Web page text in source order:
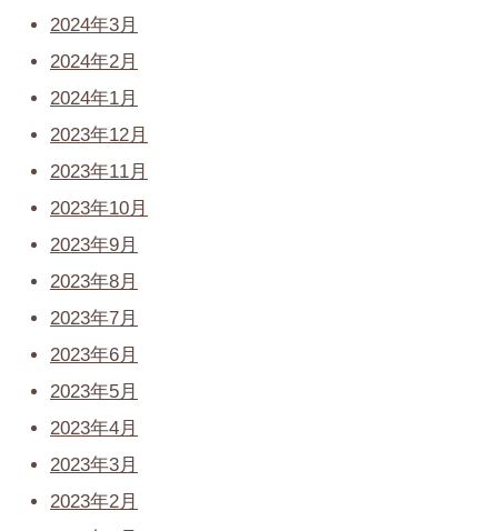
2024年3月
2024年2月
2024年1月
2023年12月
2023年11月
2023年10月
2023年9月
2023年8月
2023年7月
2023年6月
2023年5月
2023年4月
2023年3月
2023年2月